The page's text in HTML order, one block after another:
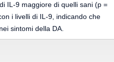
IL-9 maggiore di quelli sani (p =
i livelli di IL-9, indicando che
sintomi della DA.